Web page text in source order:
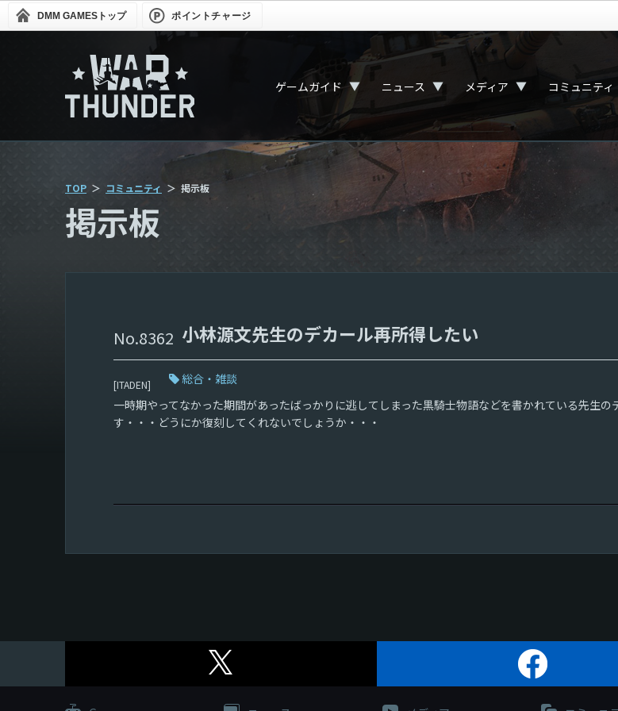
DMM GAMES トップ ポイントチャージ
ゲームガイド ▼ ニュース ▼ メディア ▼ コミュニティ
TOP コミュニティ 掲示板
掲示板
8362 小林源文先生のデカール再所得したい
[ITADEN]
総合・雑談
一時期やってなかった期間があったばっかりに逃してしまった黒騎士物語などを書かれている先生
す・・・どうにか復刻してくれないでしょうか・・・